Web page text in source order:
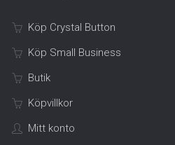
Köp Crystal Button
Köp Small Business
Butik
Köpvillkor
Mitt konto